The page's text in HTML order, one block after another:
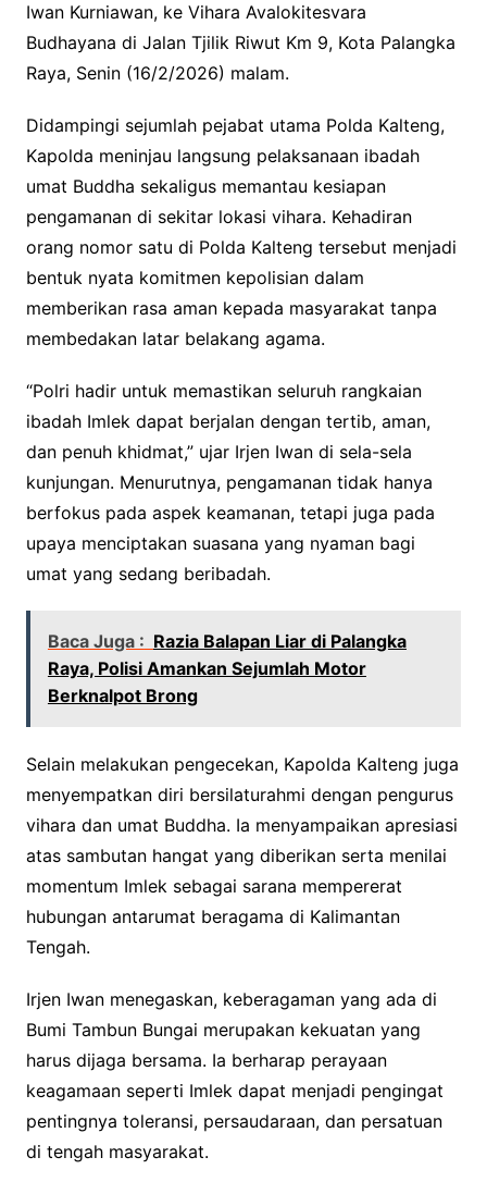
Iwan Kurniawan, ke Vihara Avalokitesvara
Budhayana di Jalan Tjilik Riwut Km 9, Kota Palangka
Raya, Senin (16/2/2026) malam.
Didampingi sejumlah pejabat utama Polda Kalteng,
Kapolda meninjau langsung pelaksanaan ibadah
umat Buddha sekaligus memantau kesiapan
pengamanan di sekitar lokasi vihara. Kehadiran
orang nomor satu di Polda Kalteng tersebut menjadi
bentuk nyata komitmen kepolisian dalam
memberikan rasa aman kepada masyarakat tanpa
membedakan latar belakang agama.
“Polri hadir untuk memastikan seluruh rangkaian
ibadah Imlek dapat berjalan dengan tertib, aman,
dan penuh khidmat,” ujar Irjen Iwan di sela-sela
kunjungan. Menurutnya, pengamanan tidak hanya
berfokus pada aspek keamanan, tetapi juga pada
upaya menciptakan suasana yang nyaman bagi
umat yang sedang beribadah.
Baca Juga : Razia Balapan Liar di Palangka
Raya, Polisi Amankan Sejumlah Motor
Berknalpot Brong
Selain melakukan pengecekan, Kapolda Kalteng juga
menyempatkan diri bersilaturahmi dengan pengurus
vihara dan umat Buddha. Ia menyampaikan apresiasi
atas sambutan hangat yang diberikan serta menilai
momentum Imlek sebagai sarana mempererat
hubungan antarumat beragama di Kalimantan
Tengah.
Irjen Iwan menegaskan, keberagaman yang ada di
Bumi Tambun Bungai merupakan kekuatan yang
harus dijaga bersama. Ia berharap perayaan
keagamaan seperti Imlek dapat menjadi pengingat
pentingnya toleransi, persaudaraan, dan persatuan
di tengah masyarakat.